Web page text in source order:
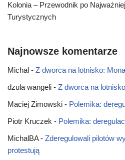
Kolonia – Przewodnik po
Turystycznych
Najnowsze komentarze
Michal - Z dworca na lotnisko:
dzula wangeli - Z dworca na
Maciej Zimowski - Polemika:
Piotr Kruczek - Polemika:
MichalBA- Zderegulowali pilotów
protestują